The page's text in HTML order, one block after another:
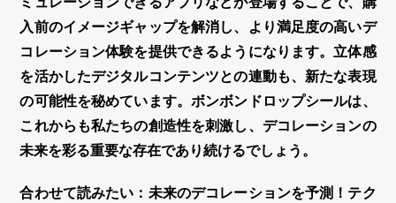
入前のイメージギャップを解消し、より満足度の高いデ
コレーション体験を提供できるようになります。立体感
を活かしたデジタルコンテンツとの連動も、新たな表現
の可能性を秘めています。 ボンボンドロップシールは、
これからも私たちの創造性を刺激し、 デコレーションの
未来を彩る重要な存在であり続けるでしょう。
合わせて読みたい：未来のデコレーションを予測！テク